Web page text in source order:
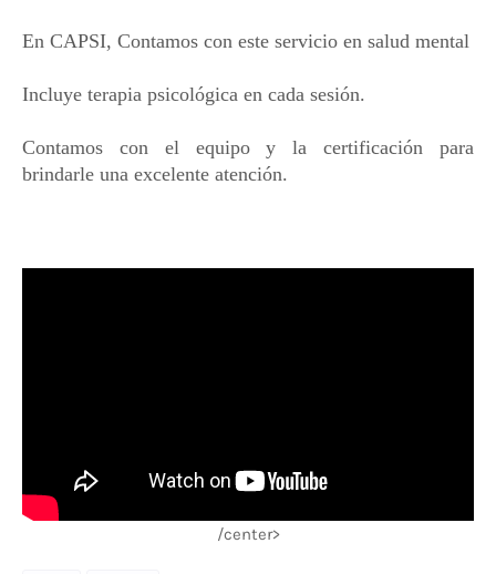
En CAPSI, Contamos con este servicio en salud mental
Incluye terapia psicológica en cada sesión.
Contamos con el equipo y la certificación para
brindarle una excelente atención.
/center>